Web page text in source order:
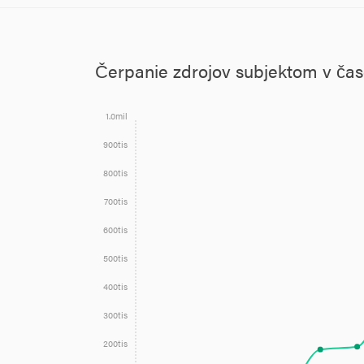
Čerpanie zdrojov subjektom v
200tis
300tis
400tis
500tis
600tis
700tis
800tis
900tis
1.0mil